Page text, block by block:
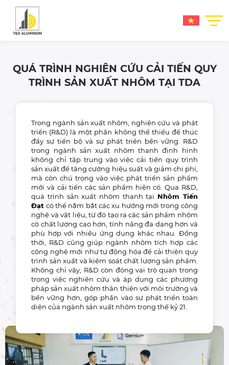
QUÁ TRÌNH NGHIÊN CỨU CẢI TIẾN QUY
TRÌNH SẢN XUẤT NHÔM TẠI TDA
Trong ngành sản xuất nhôm, nghiên cứu và phát
triển (R&D) là một phần không thể thiếu để thúc
đẩy sự tiến bộ và sự phát triển bền vững. R&D
trong ngành sản xuất nhôm thanh định hình
không chỉ tập trung vào việc cải tiến quy trình
sản xuất để tăng cường hiệu suất và giảm chi phí,
mà còn chú trọng vào việc phát triển sản phẩm
mới và cải tiến các sản phẩm hiện có. Qua R&D,
quá trình sản xuất nhôm thanh tại Nhôm Tiến
Đạt có thể nắm bắt các xu hướng mới trong công
nghệ và vật liệu, từ đó tạo ra các sản phẩm nhôm
có chất lượng cao hơn, tính năng đa dạng hơn và
phù hợp với nhiều ứng dụng khác nhau. Đồng
thời, R&D cũng giúp ngành nhôm tích hợp các
công nghệ mới như tự động hóa để cải thiện quy
trình sản xuất và kiểm soát chất lượng sản phẩm.
Không chỉ vậy, R&D còn đóng vai trò quan trọng
trong việc nghiên cứu và áp dụng các phương
pháp sản xuất nhôm thân thiện với môi trường và
bền vững hơn, góp phần vào sự phát triển toàn
diện của ngành sản xuất nhôm trong thế kỷ 21.